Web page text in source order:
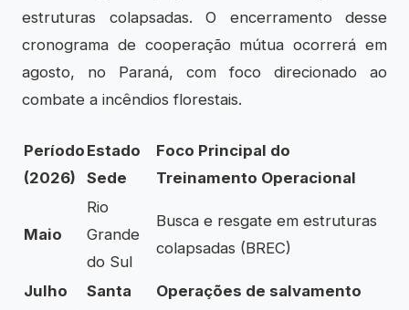
estruturas colapsadas. O encerramento desse
cronograma de cooperação mútua ocorrerá em
agosto, no Paraná, com foco direcionado ao
combate a incêndios florestais.
Período
(2026)
Estado
Sede
Foco Principal do
Treinamento Operacional
Maio
Rio
Grande
do Sul
Busca e resgate em estruturas
colapsadas (BREC)
Julho
Santa
Operações de salvamento